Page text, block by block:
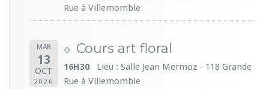
Rue à Villemomble
MAR
13
OCT
2026
Cours art floral
16H30
Lieu : Salle Jean Mermoz - 118 Grande
Rue à Villemomble